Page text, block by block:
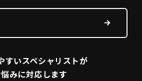
すいスペシャリストが
みに対応します